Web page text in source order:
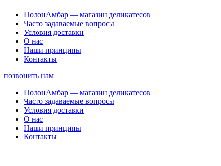
ПолонАмбар — магазин деликатесов
Часто задаваемые вопросы
Условия доставки
О нас
Наши принципы
Контакты
позвонить нам
ПолонАмбар — магазин деликатесов
Часто задаваемые вопросы
Условия доставки
О нас
Наши принципы
Контакты